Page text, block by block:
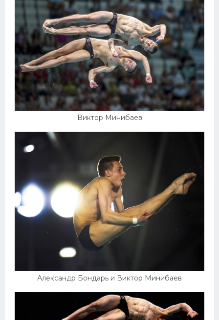
Виктор Минибаев
Александр Бондарь и Виктор Минибаев